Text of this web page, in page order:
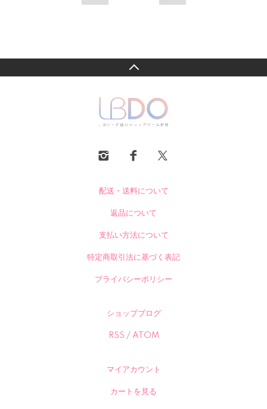
配送・送料について
返品について
支払い方法について
特定商取引法に基づく表記
プライバシーポリシー
ショップブログ
RSS / ATOM
マイアカウント
カートを見る